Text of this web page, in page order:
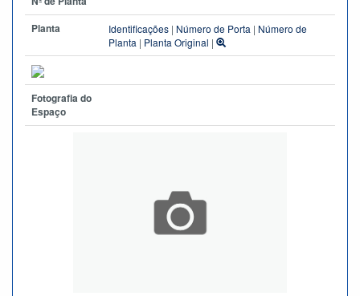
Planta
Identificações | Número de Porta | Número de
Planta | Planta Original |
Fotografia do
Espaço